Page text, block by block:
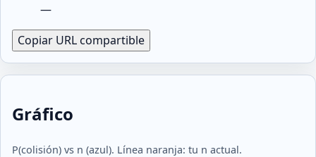
—
Copiar URL compartible
Gráfico
P(colisión) vs n (azul). Línea naranja: tu n actual.